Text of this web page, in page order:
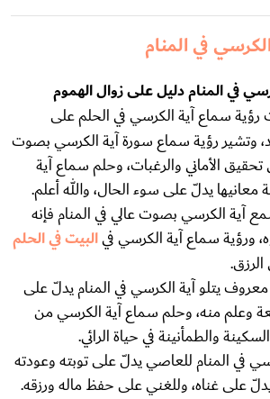
في المنام
في المنام دليل على زوال الهموم
رؤية سماع آية الكرسي في الحلم على
وتشير رؤية سماع سورة آية الكرسي بصوت
تحقيق الأماني والرغبات، وحلم سماع آية
يدلّ على سوء الحال، والله أعلم.
آية الكرسي بصوت عالي في المنام فإنه
ورؤية سماع آية الكرسي فيالبيت في الحلم
يتلو آية الكرسي في المنام يدلّ على
وعلم منه، وحلم سماع آية الكرسي من
والطمأنينة في حياة الرائي.
في المنام للعاصي يدلّ على توبته وعودته
يدلّ على غناه، وللغني على حفظ ماله ورزقه.